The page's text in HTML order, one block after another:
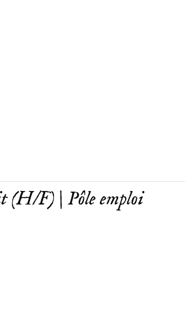
(H/F) | Pôle emploi